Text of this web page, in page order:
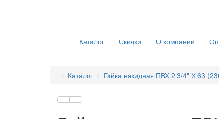
Каталог Скидки О компании
Каталог Гайка накидная ПВХ 2 3/4" Х 63